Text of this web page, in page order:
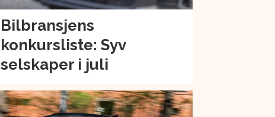
Bilbransjens
konkursliste: Syv
selskaper i juli